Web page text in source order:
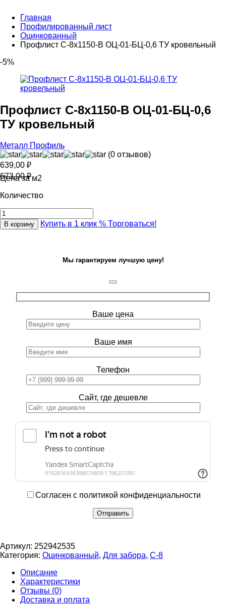
Главная
Профилированный лист
Оцинкованный
Профлист С-8х1150-B ОЦ-01-БЦ-0,6 ТУ кровельный
-5%
Профлист С-8х1150-B ОЦ-01-БЦ-0,6
ТУ кровельный
Металл Профиль
(0 отзывов)
639,00 ₽
673,00₽
Цена за м2
Количество
В корзину Купить в 1 клик % Торговаться!
Мы гарантируем лучшую цену!
Ваше цена
Ваше имя
Телефон
Сайт, где дешевле
Согласен с политикой конфиденциальности
Артикул: 252942535
Категория: Оцинкованный, Для забора, С-8
Описание
Характеристики
Отзывы (0)
Доставка и оплата